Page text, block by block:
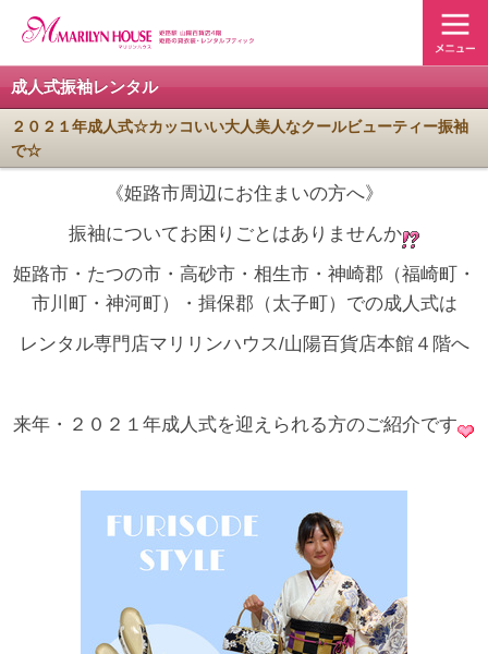
成人式振袖レンタル
２０２１年成人式☆カッコいい大人美人なクールビューティー振袖
で☆
《姫路市周辺にお住まいの方へ》
振袖についてお困りごとはありませんか
姫路市・たつの市・高砂市・相生市・神崎郡（福崎町・
市川町・神河町）・揖保郡（太子町）での成人式は
レンタル専門店マリリンハウス/山陽百貨店本館４階へ
来年・２０２１年成人式を迎えられる方のご紹介です